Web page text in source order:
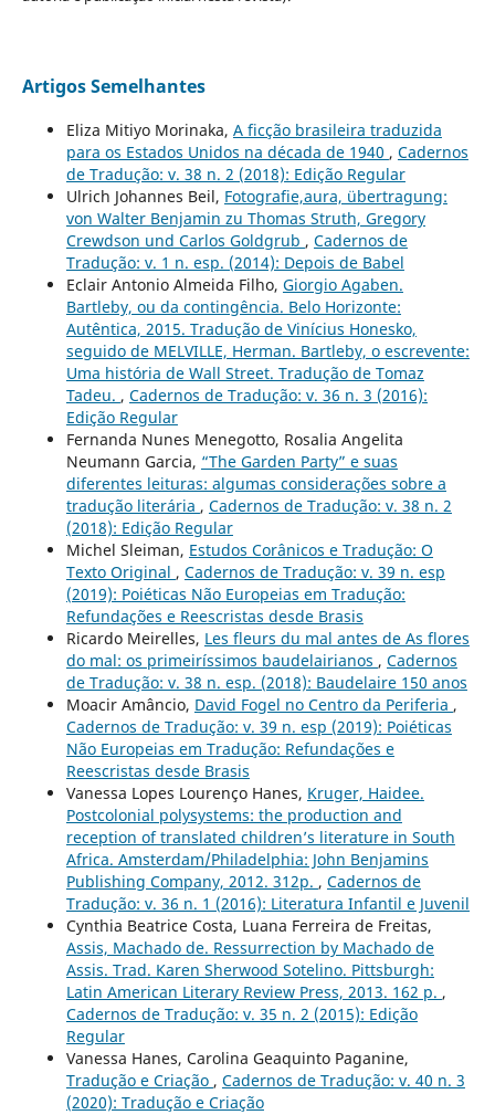
Artigos Semelhantes
Eliza Mitiyo Morinaka, A ficção brasileira traduzida
para os Estados Unidos na década de 1940 , Cadernos
de Tradução: v. 38 n. 2 (2018): Edição Regular
Ulrich Johannes Beil, Fotografie,aura, übertragung:
von Walter Benjamin zu Thomas Struth, Gregory
Crewdson und Carlos Goldgrub , Cadernos de
Tradução: v. 1 n. esp. (2014): Depois de Babel
Eclair Antonio Almeida Filho, Giorgio Agaben.
Bartleby, ou da contingência. Belo Horizonte:
Autêntica, 2015. Tradução de Vinícius Honesko,
seguido de MELVILLE, Herman. Bartleby, o escrevente:
Uma história de Wall Street. Tradução de Tomaz
Tadeu. , Cadernos de Tradução: v. 36 n. 3 (2016):
Edição Regular
Fernanda Nunes Menegotto, Rosalia Angelita
Neumann Garcia, “The Garden Party” e suas
diferentes leituras: algumas considerações sobre a
tradução literária , Cadernos de Tradução: v. 38 n. 2
(2018): Edição Regular
Michel Sleiman, Estudos Corânicos e Tradução: O
Texto Original , Cadernos de Tradução: v. 39 n. esp
(2019): Poiéticas Não Europeias em Tradução:
Refundações e Reescristas desde Brasis
Ricardo Meirelles, Les fleurs du mal antes de As flores
do mal: os primeiríssimos baudelairianos , Cadernos
de Tradução: v. 38 n. esp. (2018): Baudelaire 150 anos
Moacir Amâncio, David Fogel no Centro da Periferia ,
Cadernos de Tradução: v. 39 n. esp (2019): Poiéticas
Não Europeias em Tradução: Refundações e
Reescristas desde Brasis
Vanessa Lopes Lourenço Hanes, Kruger, Haidee.
Postcolonial polysystems: the production and
reception of translated children’s literature in South
Africa. Amsterdam/Philadelphia: John Benjamins
Publishing Company, 2012. 312p. , Cadernos de
Tradução: v. 36 n. 1 (2016): Literatura Infantil e Juvenil
Cynthia Beatrice Costa, Luana Ferreira de Freitas,
Assis, Machado de. Ressurrection by Machado de
Assis. Trad. Karen Sherwood Sotelino. Pittsburgh:
Latin American Literary Review Press, 2013. 162 p. ,
Cadernos de Tradução: v. 35 n. 2 (2015): Edição
Regular
Vanessa Hanes, Carolina Geaquinto Paganine,
Tradução e Criação , Cadernos de Tradução: v. 40 n. 3
(2020): Tradução e Criação